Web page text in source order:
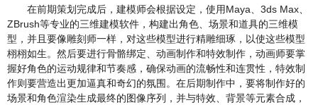
在前期策划完成后，建模师会根据设定，使用Maya、3ds Max、
ZBrush等专业的三维建模软件，构建出角色、场景和道具的三维模
型，并且要像雕刻师一样，对这些模型进行精雕细琢，以使这些模型
栩栩如生。然后要进行骨骼绑定、动画制作和特效制作，动画师要掌
握好角色的运动规律和节奏感，确保动画的流畅性和连贯性，特效制
作则要营造出更加逼真和奇幻的氛围。在后期制作中，要将制作好的
场景和角色渲染生成最终的图像序列，并与特效、背景等元素合成，